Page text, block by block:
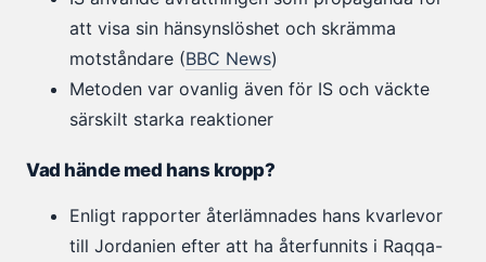
att visa sin hänsynslöshet och skrämma
motståndare (BBC News)
Metoden var ovanlig även för IS och väckte
särskilt starka reaktioner
Vad hände med hans kropp?
Enligt rapporter återlämnades hans kvarlevor
till Jordanien efter att ha återfunnits i Raqqa-